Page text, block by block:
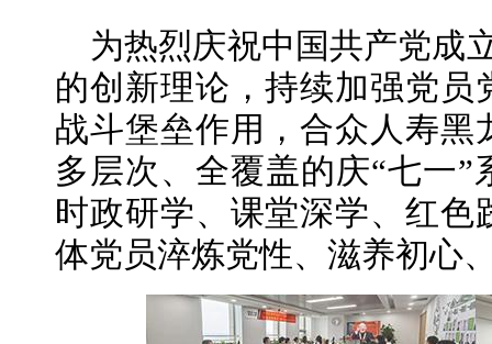
为热烈庆祝中国共产党成
的创新理论，持续加强党
战斗堡垒作用，合众人寿
多层次、全覆盖的庆“七一
时政研学、课堂深学、红
体党员淬炼党性、滋养初心